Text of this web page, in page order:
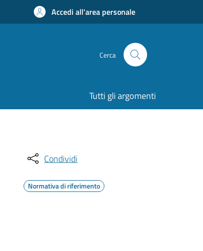
Accedi all'area personale
Cerca
Tutti gli argomenti
Condividi
Normativa di riferimento